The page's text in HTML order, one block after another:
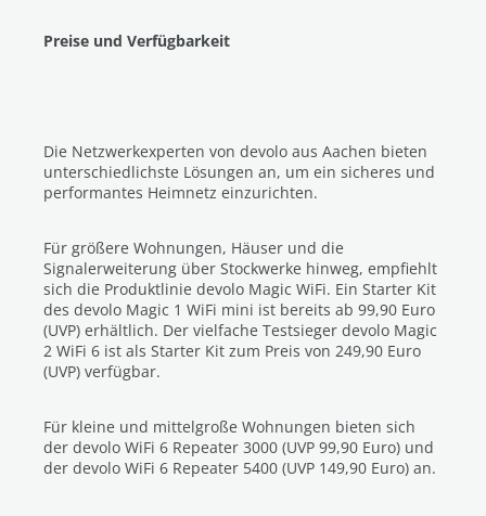
Preise und Verfügbarkeit
Die Netzwerkexperten von devolo aus Aachen bieten
unterschiedlichste Lösungen an, um ein sicheres und
performantes Heimnetz einzurichten.
Für größere Wohnungen, Häuser und die
Signalerweiterung über Stockwerke hinweg, empfiehlt
sich die Produktlinie devolo Magic WiFi. Ein Starter Kit
des devolo Magic 1 WiFi mini ist bereits ab 99,90 Euro
(UVP) erhältlich. Der vielfache Testsieger devolo Magic
2 WiFi 6 ist als Starter Kit zum Preis von 249,90 Euro
(UVP) verfügbar.
Für kleine und mittelgroße Wohnungen bieten sich
der devolo WiFi 6 Repeater 3000 (UVP 99,90 Euro) und
der devolo WiFi 6 Repeater 5400 (UVP 149,90 Euro) an.